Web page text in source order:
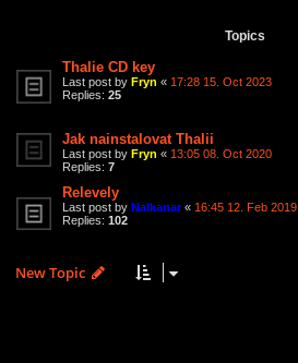
Topics
Thalie CD key
Last post by Fryn « 17:28 15. Oct 2023
Replies: 25
Jak nainstalovat Thalii
Last post by Fryn « 13:05 08. Oct 2020
Replies: 7
Relevely
Last post by Nalkanar« 16:45 12. Feb 2019
Replies: 102
New Topic